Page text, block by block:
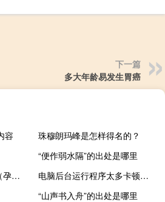
下一篇
多大年龄易发生胃癌
容
珠穆朗玛峰是怎样得名的？
“便作弱水隔”的出处是哪里
孕妇能不能吃螃蟹大全（孕妇能不能吃螃蟹）
电脑后台运行程序太多卡顿（电脑后台运行程序太多）
“山声书入舟”的出处是哪里